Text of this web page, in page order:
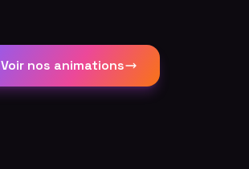
Voir nos animations